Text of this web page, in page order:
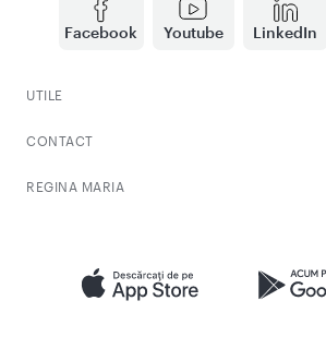
Facebook Youtube LinkedIn
UTILE
CONTACT
REGINA MARIA